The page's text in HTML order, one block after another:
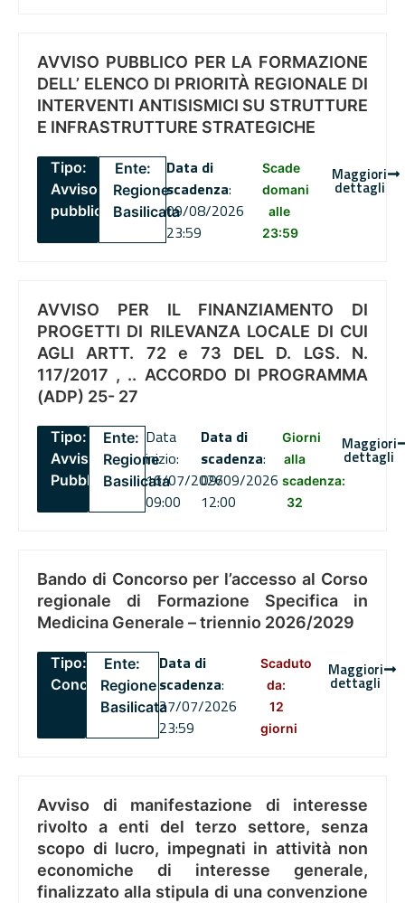
AVVISO PUBBLICO PER LA FORMAZIONE
DELL’ ELENCO DI PRIORITÀ REGIONALE DI
INTERVENTI ANTISISMICI SU STRUTTURE
E INFRASTRUTTURE STRATEGICHE
Tipo:
Avviso
pubblico
Ente:
Regione
Basilicata
Data di
scadenza:
09/08/2026
23:59
Scade
domani
alle
23:59
Maggiori
dettagli
AVVISO PER IL FINANZIAMENTO DI
PROGETTI DI RILEVANZA LOCALE DI CUI
AGLI ARTT. 72 e 73 DEL D. LGS. N.
117/2017 , .. ACCORDO DI PROGRAMMA
(ADP) 25- 27
Tipo:
Avviso
Pubblico
Ente:
Regione
Basilicata
Data
inizio:
16/07/2026
09:00
Data di
scadenza:
09/09/2026
12:00
Giorni
alla
scadenza:
32
Maggiori
dettagli
Bando di Concorso per l’accesso al Corso
regionale di Formazione Specifica in
Medicina Generale – triennio 2026/2029
Tipo:
Concorsi
Ente:
Regione
Basilicata
Data di
scadenza:
27/07/2026
23:59
Scaduto
da:
12
giorni
Maggiori
dettagli
Avviso di manifestazione di interesse
rivolto a enti del terzo settore, senza
scopo di lucro, impegnati in attività non
economiche di interesse generale,
finalizzato alla stipula di una convenzione